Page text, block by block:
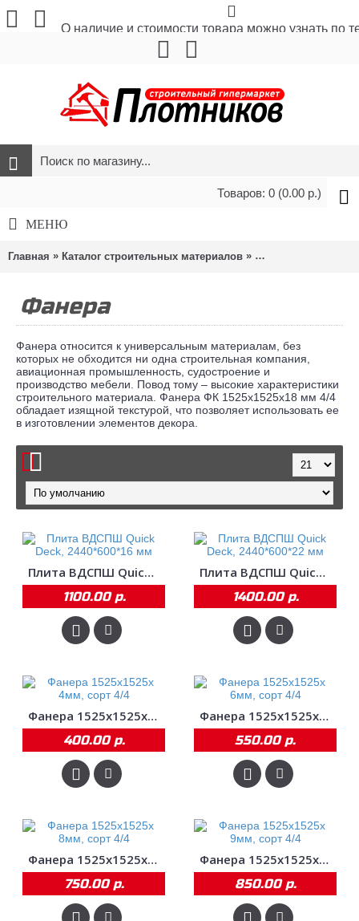
О наличие и стоимости товара можно узнать по
Товаров: 0 (0.00 р.)
МЕНЮ
Главная » Каталог строительных материалов » Листовые
Фанера
Фанера относится к универсальным материалам, без
которых не обходится ни одна строительная компания,
авиационная промышленность, судостроение и
производство мебели. Повод тому – высокие характеристики
строительного материала. Фанера ФК 1525x1525x18 мм 4/4
обладает изящной текстурой, что позволяет использовать ее
в изготовлении элементов декора.
Плита ВДСПШ Quick Deck, 2440*600*16 мм
1100.00 р.
Плита ВДСПШ Quick Deck, 2440*600*22 мм
1400.00 р.
Фанера 1525х1525х 4мм, сорт 4/4
400.00 р.
Фанера 1525х1525х 6мм, сорт 4/4
550.00 р.
Фанера 1525х1525х 8мм, сорт 4/4
750.00 р.
Фанера 1525х1525х 9мм, сорт 4/4
850.00 р.